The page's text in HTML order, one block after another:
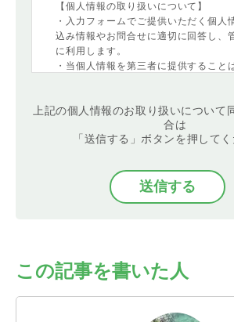
【個人情報の取り扱いについて】
・入力フォームでご提供いただく個人
込み情報やお問合せに適切に回答し、
に利用します。
・当個人情報を第三者に提供すること
委託にあたっては、委託先における個
管理が図られるよう、委託先に対する
な監督を行います。
正・追加または削除、利用の停止・消
者への提供の停止
（「開示等」といいます。）を受け付
答ができない場合があります。
・クッキーやウェブビーコン等を用い
上記の個人情報のお取り扱いについて
合は
「送信する」ボタンを押してく
この記事を書いた人